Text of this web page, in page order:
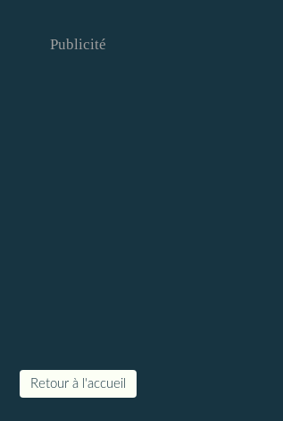
Publicité
Retour à l'accueil